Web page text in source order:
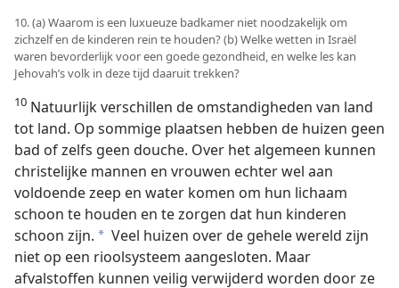
10. (a) Waarom is een luxueuze badkamer niet noodzakelijk om
zichzelf en de kinderen rein te houden? (b) Welke wetten in Israël
waren bevorderlijk voor een goede gezondheid, en welke les kan
Jehovah’s volk in deze tijd daaruit trekken?
10 Natuurlijk verschillen de omstandigheden van land
tot land. Op sommige plaatsen hebben de huizen geen
bad of zelfs geen douche. Over het algemeen kunnen
christelijke mannen en vrouwen echter wel aan
voldoende zeep en water komen om hun lichaam
schoon te houden en te zorgen dat hun kinderen
schoon zijn. a Veel huizen over de gehele wereld zijn
niet op een rioolsysteem aangesloten. Maar
afvalstoffen kunnen veilig verwijderd worden door ze